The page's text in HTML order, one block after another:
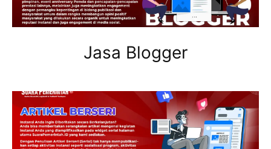
Jasa Blogger